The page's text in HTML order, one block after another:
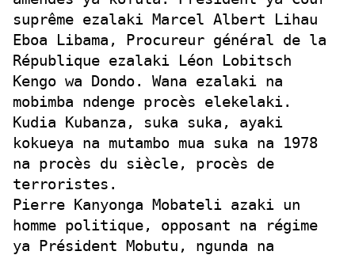
suprême ezalaki Marcel Albert Lihau
Eboa Libama, Procureur général de la
République ezalaki Léon Lobitsch
Kengo wa Dondo. Wana ezalaki na
mobimba ndenge procès elekelaki.
Kudia Kubanza, suka suka, ayaki
kokueya na mutambo mua suka na 1978
na procès du siècle, procès de
terroristes.
Pierre Kanyonga Mobateli azaki un
homme politique, opposant na régime
ya Président Mobutu, ngunda na